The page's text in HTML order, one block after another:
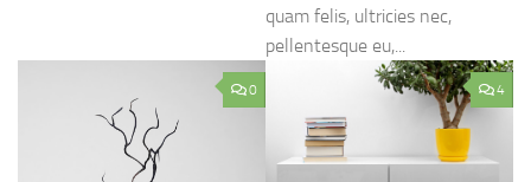
quam felis, ultricies nec,
pellentesque eu,...
0 4